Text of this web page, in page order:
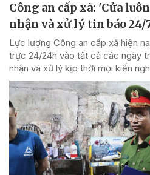
Công an cấp xã: 'Cửa
nhận và xử lý tin báo 24/
Lực lượng Công an cấp xã hiện
trực 24/24h vào tất cả các ngày
nhận và xử lý kịp thời mọi kiến